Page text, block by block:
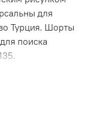
для
Турция. Шорты
поиска